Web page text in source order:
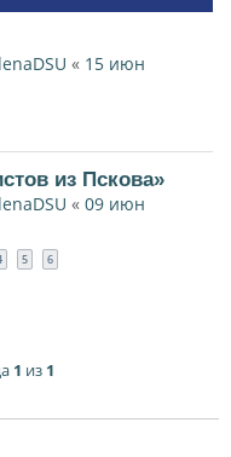
« 15 июн
из Пскова»
« 09 июн
5 6
1 из 1